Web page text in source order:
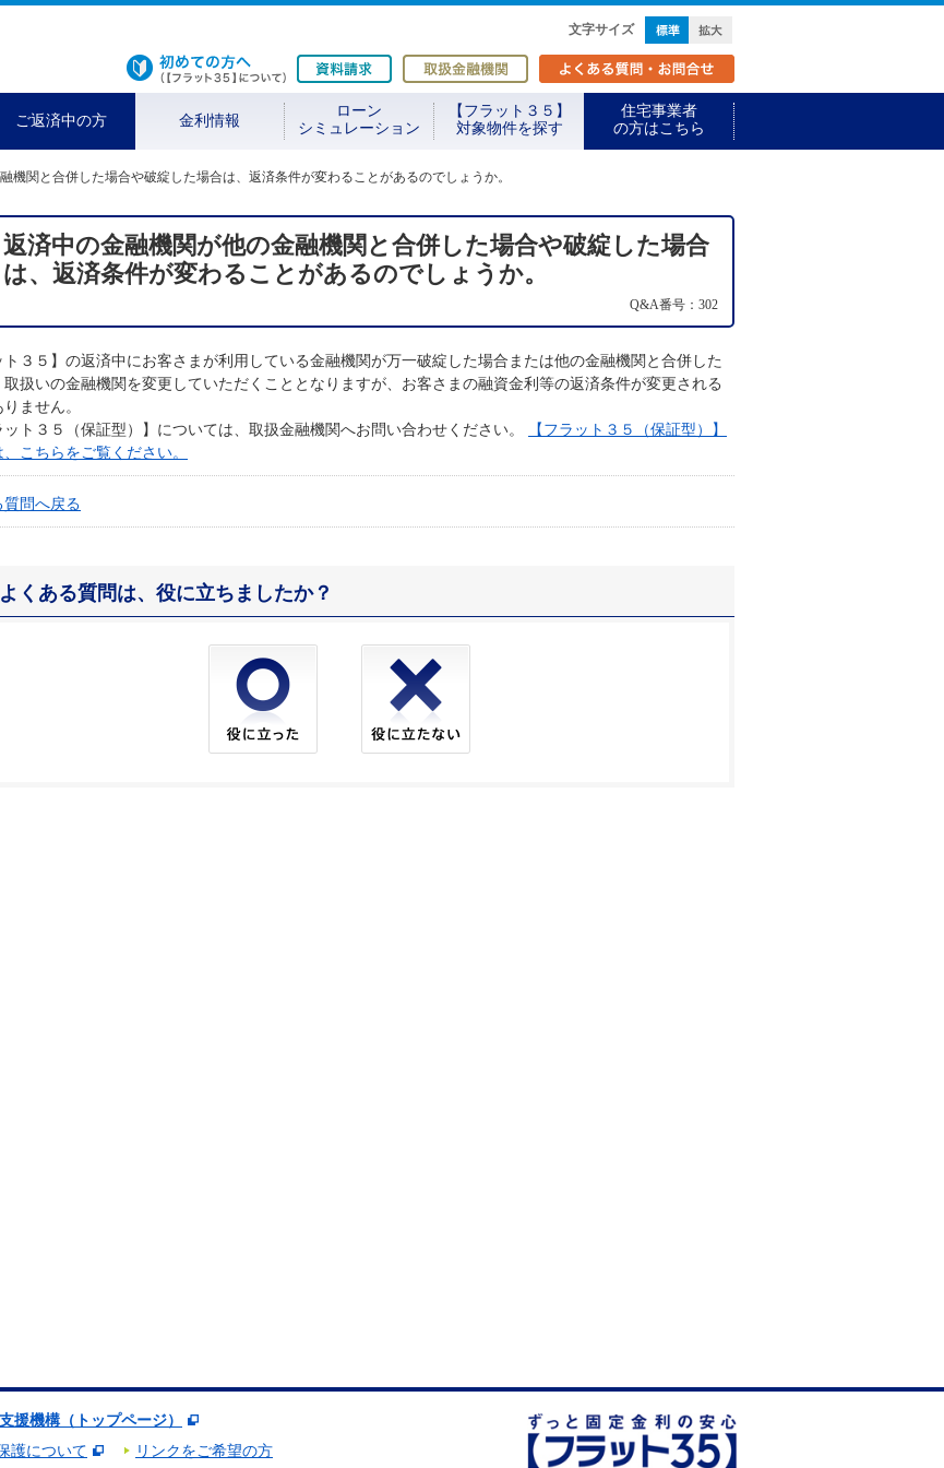
文字サイズ 標準
初めての方へ 資料請求 取扱金融機関
ご返済中の方 金利情報
ローン
シミュレーション
【フラット３５】
対象物件を探す
住宅事業者
の方はこちら
機関と合併した場合や破綻した場合は、返済条件が変わることがあるのでしょうか。
返済中の金融機関が他の金融機関と合併した場合や破綻した場合
は、返済条件が変わることがあるのでしょうか。
Q&A番号：302
ト３５】の返済中にお客さまが利用している金融機関が万一破綻した場合または他の金融機関と合併した
取扱いの金融機関を変更していただくこととなりますが、お客さまの融資金利等の返済条件が変更される
ません。
ト３５（保証型）】については、取扱金融機関へお問い合わせください。
【フラット３５（保証型）】
こちらをご覧ください。
質問へ戻る
くある質問は、役に立ちましたか？
援機構（トップページ）
護について リンクをご希望の方